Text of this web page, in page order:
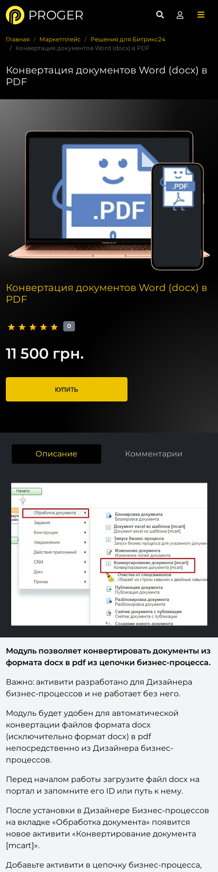
PROGER
Главная Маркетплейс
Решения для Битрикс24
Конвертация документов Word (docx) в PDF
Конвертация документов Word (docx) в
PDF
Конвертация документов Word (docx) в
PDF
0
11 500 грн.
КУПИТЬ
Описание Комментарии
Previous Next
Модуль позволяет конвертировать документы из
формата docx в pdf из цепочки бизнес-процесса.
Важно: активити разработано для Дизайнера
бизнес-процессов и не работает без него.
Модуль будет удобен для автоматической
конвертации файлов формата docx
(исключительно формат docx) в pdf
непосредственно из Дизайнера бизнес-
процессов.
Перед началом работы загрузите файл docx на
портал и запомните его ID или путь к нему.
После установки в Дизайнере Бизнес-процессов
на вкладке «Обработка документа» появится
новое активити «Конвертирование документа
[mcart]».
Добавьте активити в цепочку бизнес-процесса,